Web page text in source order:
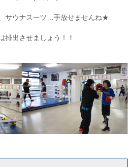
サウナスーツ…手放せませんね★
排出させましょう！！